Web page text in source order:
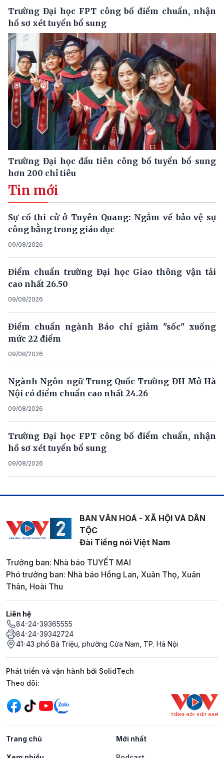
Trường Đại học FPT công bố điểm chuẩn, nhận
hồ sơ xét tuyển bổ sung
Trường Đại học đầu tiên công bố tuyển bổ sung
hơn 200 chỉ tiêu
Tin mới
Sự cố thi cử ở Tuyên Quang: Ngẫm về bảo vệ sự
công bằng trong giáo dục
09/08/2026
Điểm chuẩn trường Đại học Giao thông vận tải
cao nhất 26.50
09/08/2026
Điểm chuẩn ngành Báo chí giảm "sốc" xuống
mức 22 điểm
09/08/2026
Ngành Ngôn ngữ Trung Quốc Trường ĐH Mở Hà
Nội có điểm chuẩn cao nhất 24.26
09/08/2026
Trường Đại học FPT công bố điểm chuẩn, nhận
hồ sơ xét tuyển bổ sung
09/08/2026
BAN VĂN HOÁ - XÃ HỘI VÀ DÂN
TỘC
Đài Tiếng nói Việt Nam
Trưởng ban: Nhà báo TUYẾT MAI
Phó trưởng ban: Nhà báo Hồng Lan, Xuân Thọ, Xuân
Thân, Hoài Thu
Liên hệ
84-24-39365555
84-24-39342724
41-43 phố Bà Triệu, phường Cửa Nam, TP. Hà Nội
Phát triển và vận hành bởi SolidTech
Mạng xã hội
Theo dõi:
Trang chủ Mới nhất